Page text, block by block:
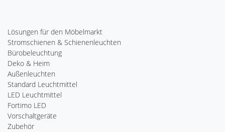
Lösungen für den Möbelmarkt
Stromschienen & Schienenleuchten
Bürobeleuchtung
Deko & Heim
Außenleuchten
Standard Leuchtmittel
LED Leuchtmittel
Fortimo LED
Vorschaltgeräte
Zubehör